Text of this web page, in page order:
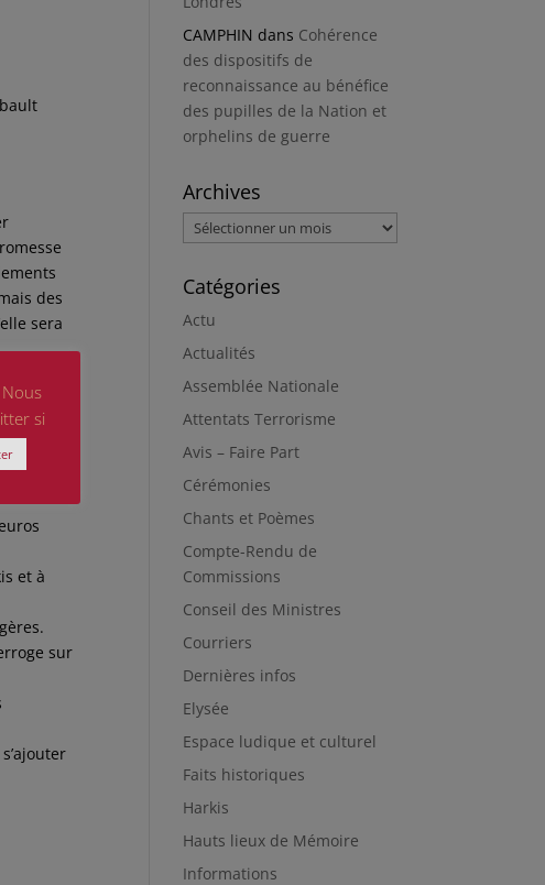
des
sera
» aux
et à
sur
CAMPHIN dans Cohérence
des dispositifs de
reconnaissance au bénéfice
des pupilles de la Nation et
orphelins de guerre
Archives
Archives
Catégories
Actu
Actualités
Assemblée Nationale
Attentats Terrorisme
Avis – Faire Part
Cérémonies
Chants et Poèmes
Compte-Rendu de
Commissions
Conseil des Ministres
Courriers
Dernières infos
Elysée
Espace ludique et culturel
Faits historiques
Harkis
Hauts lieux de Mémoire
Informations
si